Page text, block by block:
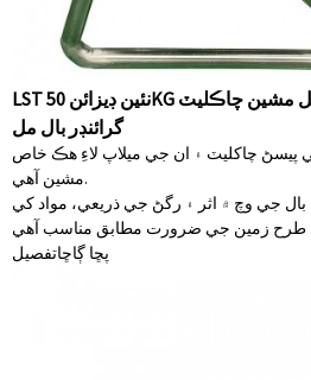
LST نئين ڊيزائن 50KG عمودي چاڪليٽ بال مل مشين چاڪليٽ
گرائنڊر بال مل
پيسڻ چاکليٽ ۽ ان جي ميلاپ لاءِ هڪ خاص
مشين آهي.
بال جي وچ ۾ اثر ۽ رگڻ جي ذريعي، مواد کي
پڇا ڳاڇاتفصيل